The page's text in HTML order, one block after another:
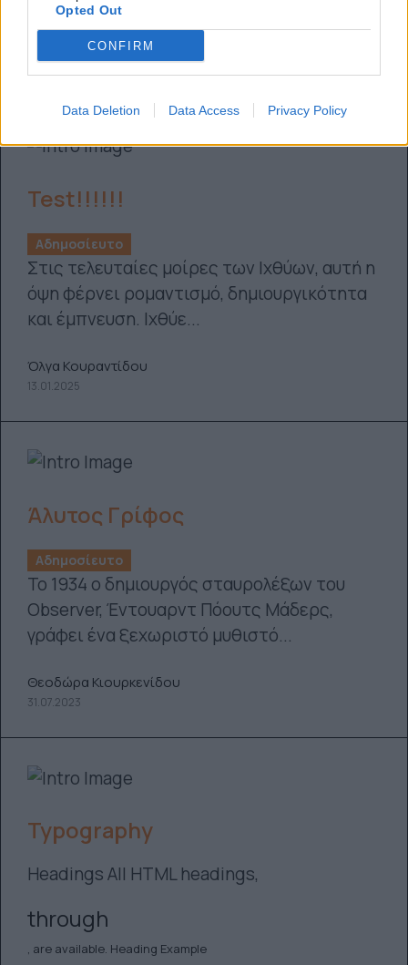
Opted Out
CONFIRM
Data Deletion Data Access Privacy Policy
Μίλτος Τόσκας
Test!!!!!!
Αδημοσίευτο
Στις τελευταίες μοίρες των Ιχθύων, αυτή η
όψη φέρνει ρομαντισμό, δημιουργικότητα
και έμπνευση. Ιχθύε...
Όλγα Κουραντίδου
13.01.2025
Άλυτος Γρίφος
Αδημοσίευτο
Το 1934 ο δημιουργός σταυρολέξων του
Observer, Έντουαρντ Πόουτς Μάδερς,
γράφει ένα ξεχωριστό μυθιστό...
Θεοδώρα Κιουρκενίδου
31.07.2023
Typography
Headings All HTML headings,
through
, are available. Heading Example